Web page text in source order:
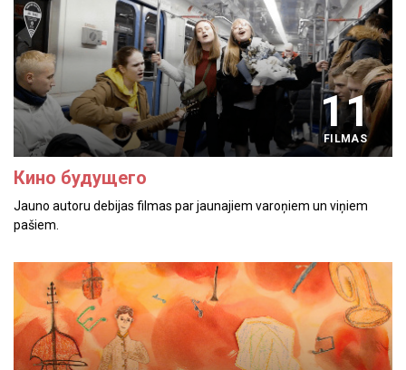
11
FILMAS
Кино будущего
Jauno autoru debijas filmas par jaunajiem varoņiem un viņiem
pašiem.